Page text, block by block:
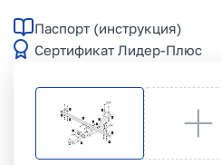
Паспорт (инструкция)
Сертификат Лидер-Плюс